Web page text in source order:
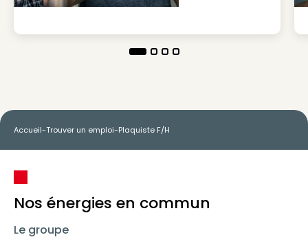
Accueil-Trouver un emploi-Plaquiste F/H
Nos énergies en commun
Le groupe